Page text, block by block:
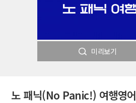
미리보기
노 패닉(No Panic!) 여행영어